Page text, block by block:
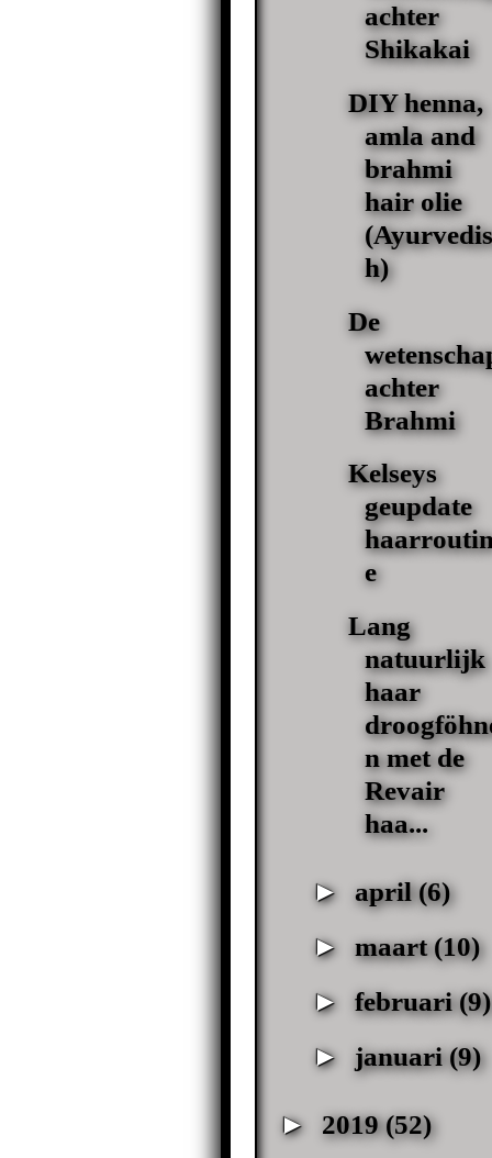
achter
Shikakai
DIY henna,
amla and
brahmi
hair olie
h)
De
achter
Brahmi
Kelseys
geupdate
e
Lang
natuurlijk
haar
n met de
Revair
haa...
► april(6)
► maart(10)
► februari(9)
► januari(9)
► 2019(52)